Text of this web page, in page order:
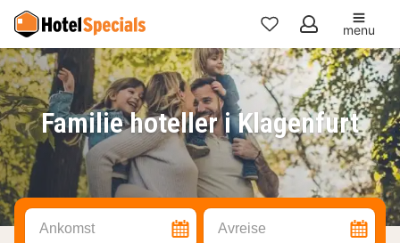
Mine
favoritter
menu
Familie hoteller i Klagenfurt
Ankomst Avreise